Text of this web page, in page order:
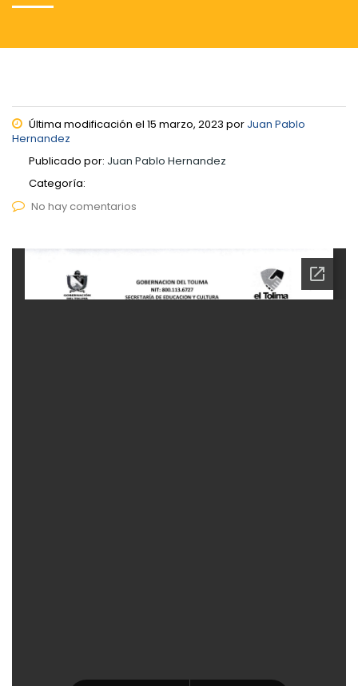
Última modificación el 15 marzo, 2023 por Juan Pablo
Hernandez
Publicado por: Juan Pablo Hernandez
Categoría:
No hay comentarios